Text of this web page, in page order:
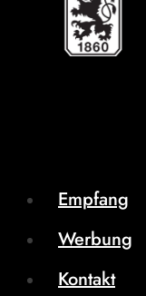
Empfang
Werbung
Kontakt